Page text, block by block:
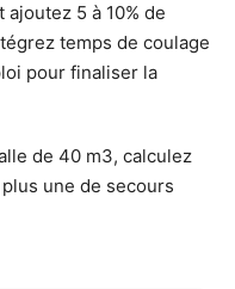
ajoutez 5 à 10% de
temps de coulage
pour finaliser la
de 40 m3, calculez
une de secours